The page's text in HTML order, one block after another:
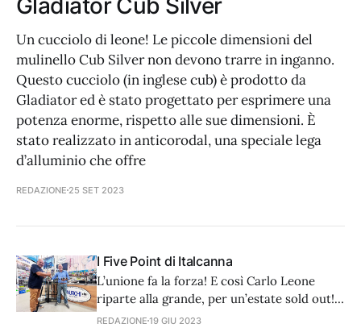
Un cucciolo di leone! Le piccole dimensioni del
mulinello Cub Silver non devono trarre in inganno.
Questo cucciolo (in inglese cub) è prodotto da
Gladiator ed è stato progettato per esprimere una
potenza enorme, rispetto alle sue dimensioni. È
stato realizzato in anticorodal, una speciale lega
d’alluminio che offre
REDAZIONE 25 SET 2023
I Five Point di Italcanna
L’unione fa la forza! E così Carlo Leone
riparte alla grande, per un’estate sold out!
La volontà è quella di dare ancor più
REDAZIONE 19 GIU 2023